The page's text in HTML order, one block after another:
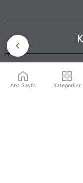
Ana Sayfa Kategoriler